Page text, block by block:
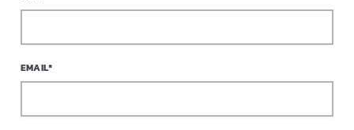
EMAIL*